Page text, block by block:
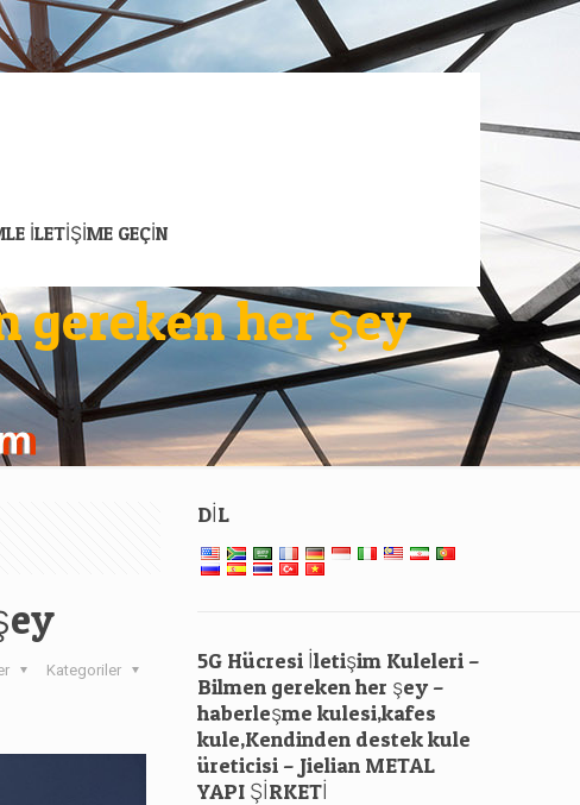
İLETİŞİME GEÇİN
gereken her şey
Kategoriler
DİL
5G Hücresi İletişim Kuleleri –
Bilmen gereken her şey –
haberleşme kulesi,kafes
kule,Kendinden destek kule
üreticisi – Jielian METAL
YAPI ŞİRKETİ